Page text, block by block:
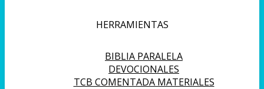
HERRAMIENTAS
BIBLIA PARALELA
DEVOCIONALES
TCB COMENTADA MATERIALES